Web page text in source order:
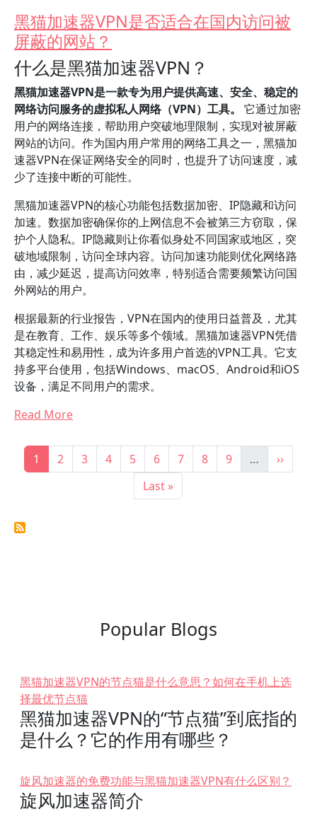
黑猫加速器VPN是否适合在国内访问被
屏蔽的网站？
什么是黑猫加速器VPN？
黑猫加速器VPN是一款专为用户提供高速、安全、稳定的
网络访问服务的虚拟私人网络（VPN）工具。
它通过加密
用户的网络连接，帮助用户突破地理限制，实现对被屏蔽
网站的访问。作为国内用户常用的网络工具之一，黑猫加
速器VPN在保证网络安全的同时，也提升了访问速度，减
少了连接中断的可能性。
黑猫加速器VPN的核心功能包括数据加密、IP隐藏和访问
加速。数据加密确保你的上网信息不会被第三方窃取，保
护个人隐私。IP隐藏则让你看似身处不同国家或地区，突
破地域限制，访问全球内容。访问加速功能则优化网络路
由，减少延迟，提高访问效率，特别适合需要频繁访问国
外网站的用户。
根据最新的行业报告，VPN在国内的使用日益普及，尤其
是在教育、工作、娱乐等多个领域。黑猫加速器VPN凭借
其稳定性和易用性，成为许多用户首选的VPN工具。它支
持多平台使用，包括Windows、macOS、Android和iOS
设备，满足不同用户的需求。
Read More
Pagination
Current page
1 Page
2 Page
3 Page
4 Page
5 Page
6 Page
7 Page
8 Page
9 … Next
››
Last page
Last »
Popular Blogs
黑猫加速器VPN的节点猫是什么意思？如何在手机上选
择最优节点猫
黑猫加速器VPN的“节点猫”到底指的
是什么？它的作用有哪些？
旋风加速器的免费功能与黑猫加速器VPN有什么区别？
旋风加速器简介